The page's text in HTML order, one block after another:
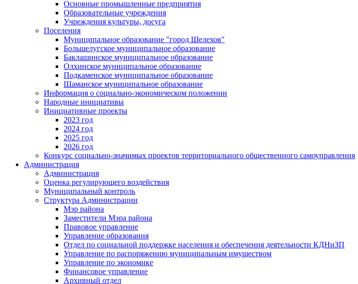
Основные промышленные предприятия
Образовательные учреждения
Учреждения культуры, досуга
Поселения
Муниципальное образование "город Шелехов"
Большелугское муниципальное образование
Баклашинское муниципальное образование
Олхинское муниципальное образование
Подкаменское муниципальное образование
Шаманское муниципальное образование
Информация о социально-экономическом положении
Народные инициативы
Инициативные проекты
2023 год
2024 год
2025 год
2026 год
Конкурс социально-значимых проектов территориального общественного самоуправления
Администрация
Администрация
Оценка регулирующего воздействия
Муниципальный контроль
Структура Администрации
Мэр района
Заместители Мэра района
Правовое управление
Управление образования
Отдел по социальной поддержке населения и обеспечения деятельности КДНиЗП
Управление по распоряжению муниципальным имуществом
Управление по экономике
Финансовое управление
Архивный отдел